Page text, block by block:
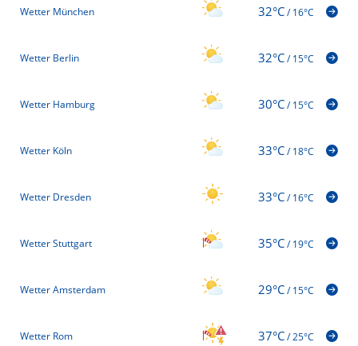
Wetter München 32°C/16°C
Wetter Berlin 32°C/15°C
Wetter Hamburg 30°C/15°C
Wetter Köln 33°C/18°C
Wetter Dresden 33°C/16°C
Wetter Stuttgart 35°C/19°C
Wetter Amsterdam 29°C/15°C
Wetter Rom 37°C/25°C